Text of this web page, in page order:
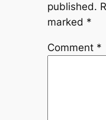
published.
marked *
Comment *